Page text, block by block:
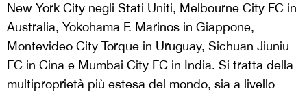
New York City negli Stati Uniti, Melbourne City FC in
Australia, Yokohama F. Marinos in Giappone,
Montevideo City Torque in Uruguay, Sichuan Jiuniu
FC in Cina e Mumbai City FC in India. Si tratta della
multiproprietà più estesa del mondo, sia a livello